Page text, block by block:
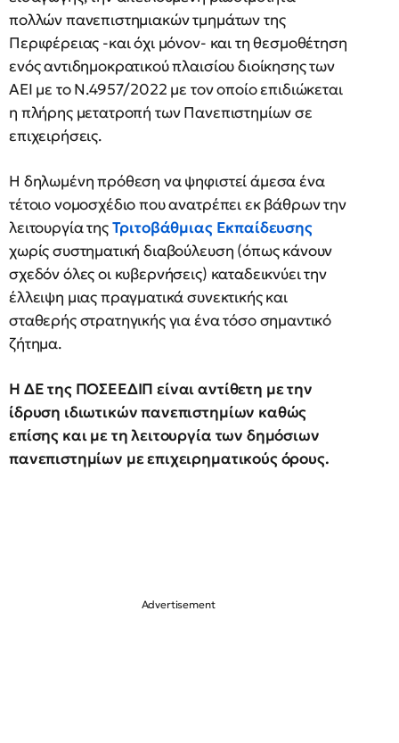
πολλών πανεπιστημιακών τμημάτων της
Περιφέρειας -και όχι μόνον- και τη θεσμοθέτηση
ενός αντιδημοκρατικού πλαισίου διοίκησης των
ΑΕΙ με το Ν.4957/2022 με τον οποίο επιδιώκεται
η πλήρης μετατροπή των Πανεπιστημίων σε
επιχειρήσεις.
Η δηλωμένη πρόθεση να ψηφιστεί άμεσα ένα
τέτοιο νομοσχέδιο που ανατρέπει εκ βάθρων την
λειτουργία τηςΤριτοβάθμιας Εκπαίδευσης
χωρίς συστηματική διαβούλευση (όπως κάνουν
σχεδόν όλες οι κυβερνήσεις) καταδεικνύει την
έλλειψη μιας πραγματικά συνεκτικής και
σταθερής στρατηγικής για ένα τόσο σημαντικό
ζήτημα.
Η ΔΕ της ΠΟΣΕΕΔΙΠ είναι αντίθετη με την
ίδρυση ιδιωτικών πανεπιστημίων καθώς
επίσης και με τη λειτουργία των δημόσιων
πανεπιστημίων με επιχειρηματικούς όρους.